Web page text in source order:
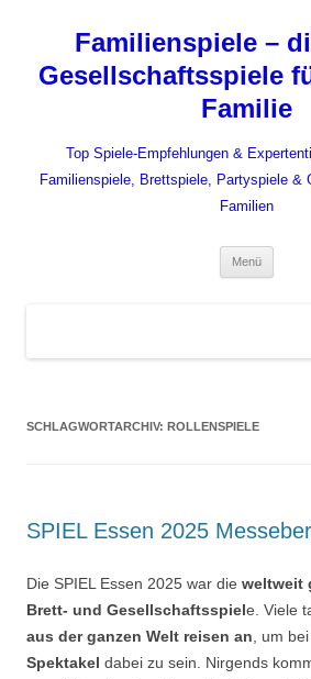
springenFamilienspiele –
Gesellschaftsspiele
Familie
Top Spiele-Empfehlungen &
Familienspiele, Brettspiele, Partyspiele &
Familien
Menü
SCHLAGWORTARCHIV: ROLLENSPIELE
SPIEL Essen 2025
Die SPIEL Essen 2025 war die weltweit
Brett- und Gesellschaftsspiele. Viele
aus der ganzen Welt reisen an, um
Spektakel dabei zu sein. Nirgends